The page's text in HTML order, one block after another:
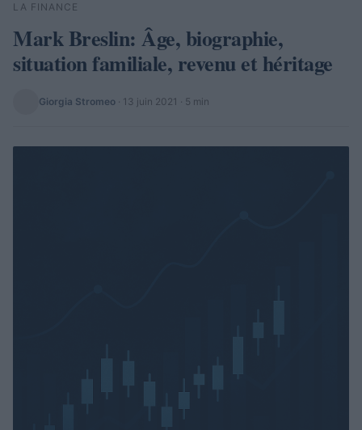
Rechercher
LA FINANCE
Mark Breslin: Âge, biographie,
situation familiale, revenu et héritage
Giorgia Stromeo · 13 juin 2021 · 5 min